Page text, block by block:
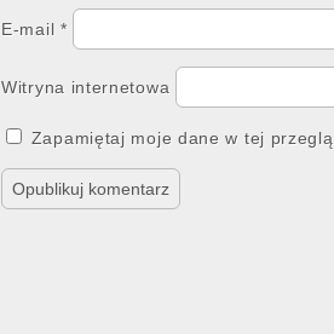
E-mail *
Witryna internetowa
Zapamiętaj moje dane w tej